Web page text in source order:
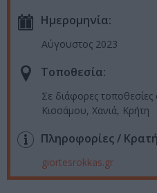
Ημερομηνία:
Αύγουστος 2023
Τοποθεσία:
Σε διάφορες
Κισσάμου, Χανιά, Κρήτη
Πληροφορίες /
giortesrokkas.gr